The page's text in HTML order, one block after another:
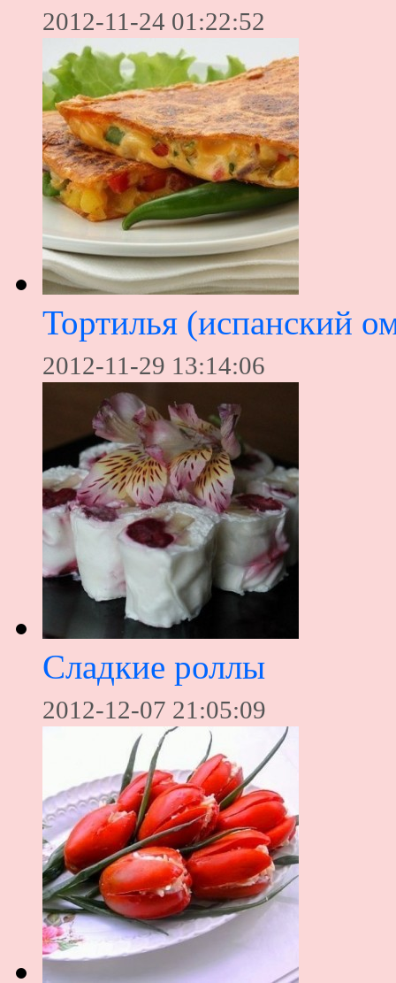
2012-11-24 01:22:52
Тортилья (испанский
2012-11-29 13:14:06
Сладкие роллы
2012-12-07 21:05:09